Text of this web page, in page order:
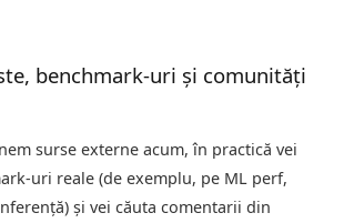
benchmark-uri și comunități
surse externe acum, în practică vei
uri reale (de exemplu, pe ML perf,
și vei căuta comentarii din